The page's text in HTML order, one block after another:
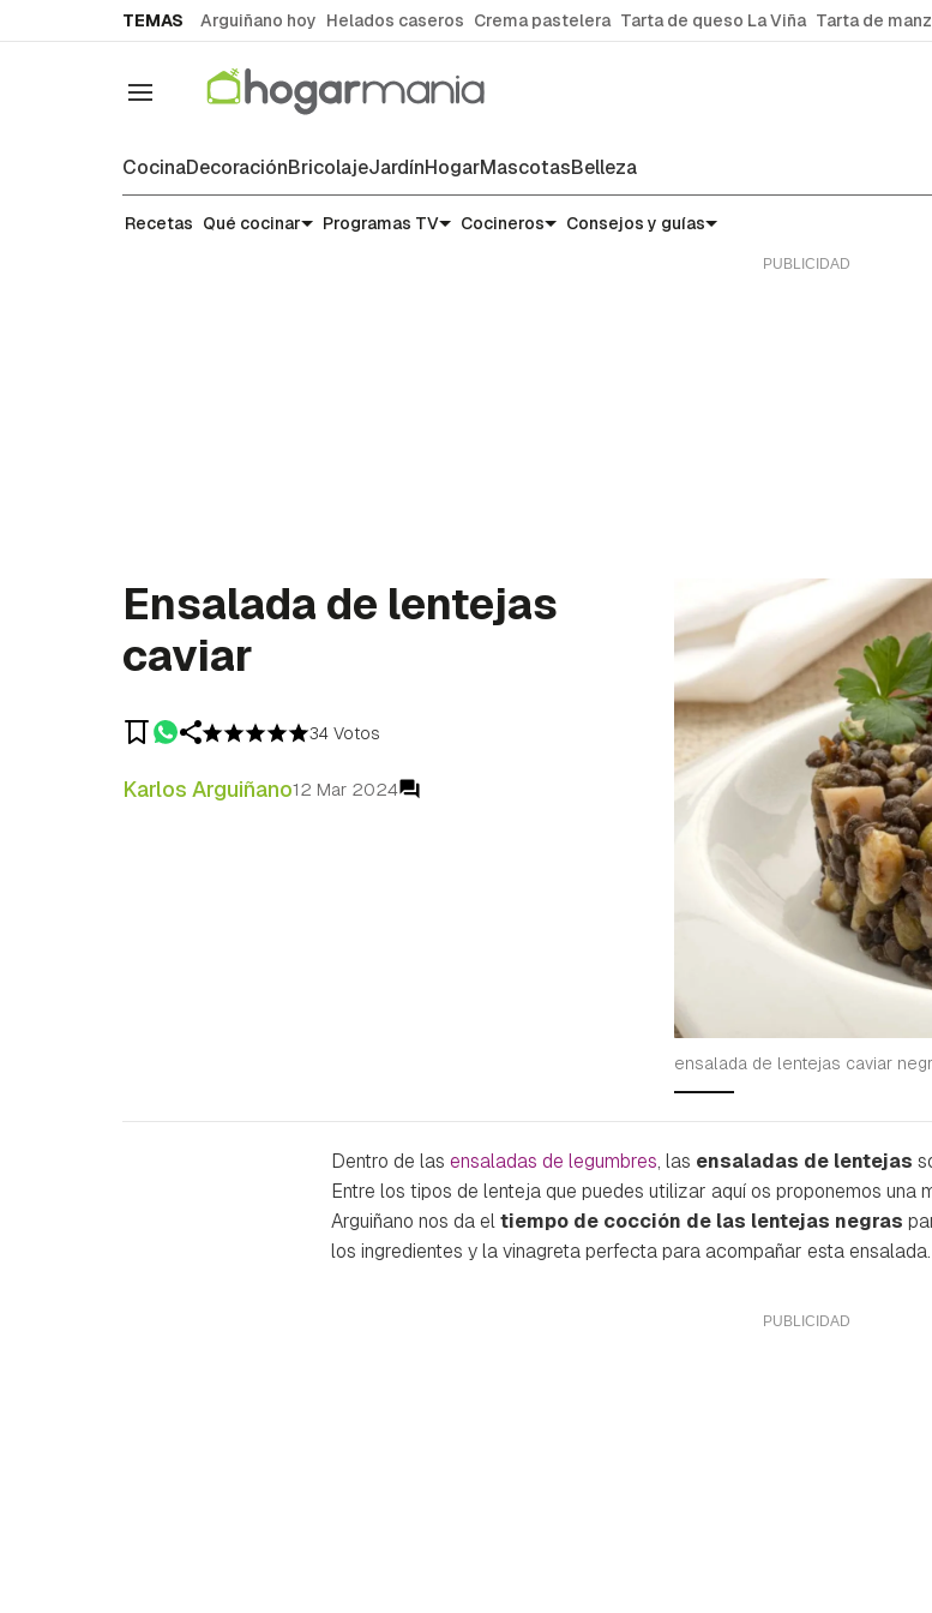
TEMAS Arguiñano hoy Helados caseros Crema pastelera Tarta de queso La Viña Tarta de
Navegación
CocinaDecoraciónBricolajeJardínHogarMascotasBelleza
Recetas
Recetas Qué cocinar Programas TV Cocineros Consejos y guías
Ensalada de lentejas
caviar
34 Votos
Karlos Arguiñano12 Mar 2024
ensalada de lentejas caviar
Dentro de las ensaladas de legumbres, las ensaladas de lentejas
Entre los tipos de lenteja que puedes utilizar aquí os proponemos una
Arguiñano nos da eltiempo de cocción de las lentejas negras
los ingredientes y la vinagreta perfecta para acompañar esta ensalada.